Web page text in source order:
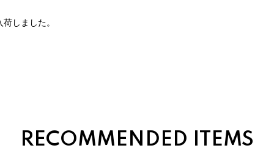
しました。
RECOMMENDED ITEMS